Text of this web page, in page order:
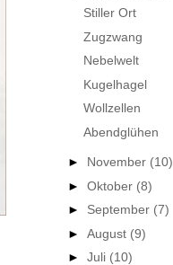
Stiller Ort
Zugzwang
Nebelwelt
Kugelhagel
Wollzellen
Abendglühen
► November (10)
► Oktober (8)
► September (7)
► August (9)
► Juli (10)